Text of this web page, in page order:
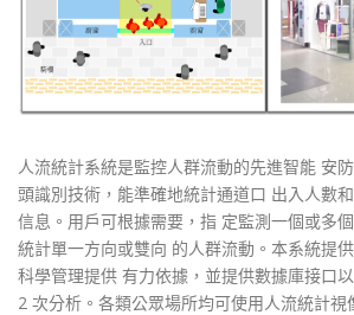
人流統計系統是監控人群流動的先進智能 安
頭識別技術，能準確地統計通道口 出入人數
信息。用戶可根據需要，指 定監測一個或多
統計單一方向或雙向 的人群流動。本系統提
科學管理提供 有力依據，並提供數據庫接口
2 次分析。各類公眾場所均可使用人流統計視